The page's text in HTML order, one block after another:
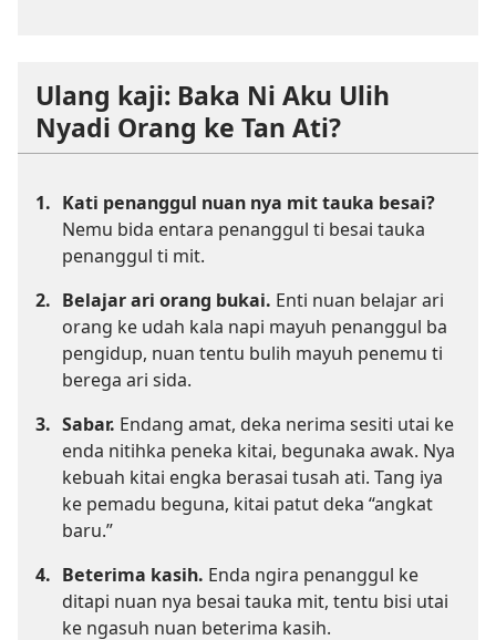
Ulang kaji: Baka Ni Aku Ulih
Nyadi Orang ke Tan Ati?
1. Kati penanggul nuan nya mit tauka besai?
Nemu bida entara penanggul ti besai tauka
penanggul ti mit.
2. Belajar ari orang bukai. Enti nuan belajar ari
orang ke udah kala napi mayuh penanggul ba
pengidup, nuan tentu bulih mayuh penemu ti
berega ari sida.
3. Sabar. Endang amat, deka nerima sesiti utai ke
enda nitihka peneka kitai, begunaka awak. Nya
kebuah kitai engka berasai tusah ati. Tang iya
ke pemadu beguna, kitai patut deka “angkat
baru.”
4. Beterima kasih. Enda ngira penanggul ke
ditapi nuan nya besai tauka mit, tentu bisi utai
ke ngasuh nuan beterima kasih.